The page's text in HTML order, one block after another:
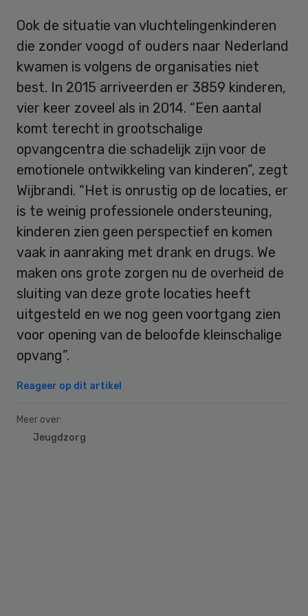
Ook de situatie van vluchtelingenkinderen
die zonder voogd of ouders naar Nederland
kwamen is volgens de organisaties niet
best. In 2015 arriveerden er 3859 kinderen,
vier keer zoveel als in 2014. “Een aantal
komt terecht in grootschalige
opvangcentra die schadelijk zijn voor de
emotionele ontwikkeling van kinderen”, zegt
Wijbrandi. “Het is onrustig op de locaties, er
is te weinig professionele ondersteuning,
kinderen zien geen perspectief en komen
vaak in aanraking met drank en drugs. We
maken ons grote zorgen nu de overheid de
sluiting van deze grote locaties heeft
uitgesteld en we nog geen voortgang zien
voor opening van de beloofde kleinschalige
opvang”.
Reageer op dit artikel
Meer over:
Jeugdzorg